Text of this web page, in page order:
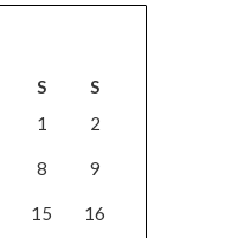
S
S
1
2
8 9
15 16